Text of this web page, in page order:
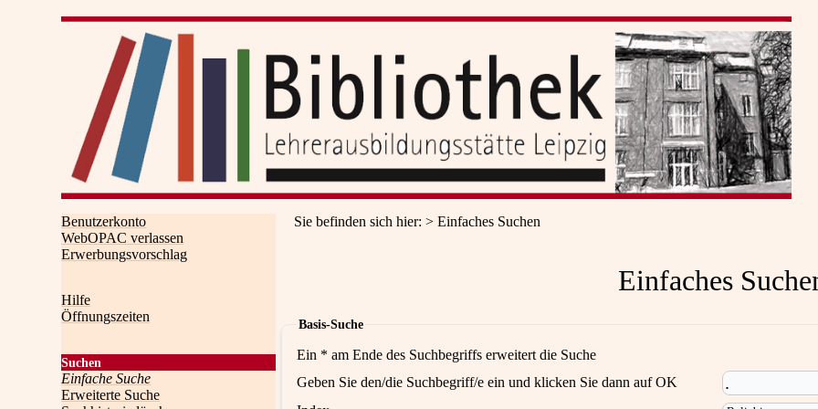
Benutzerkonto
WebOPAC verlassen
Erwerbungsvorschlag
Hilfe
Öffnungszeiten
Suchen
Einfache Suche
Erweiterte Suche
Sie befinden sich hier: Einfaches Suchen
Einfaches
Basis-Suche
Geben Sie den/die Suchbegriff/e ein und klicken Sie dann auf OK
Ein * am Ende des Suchbegriffs erweitert die Suche